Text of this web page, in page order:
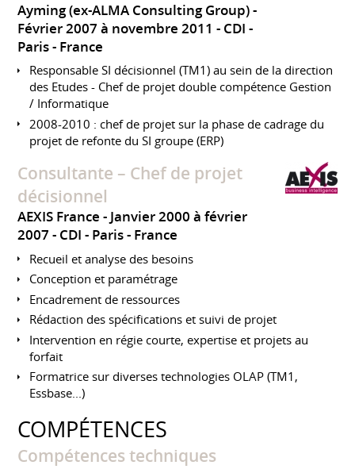
Ayming (ex-ALMA Consulting Group)
Février 2007 à novembre 2011 CDI
Paris
France
Responsable SI décisionnel (TM1) au sein de la direction
des Etudes - Chef de projet double compétence Gestion
/ Informatique
2008-2010 : chef de projet sur la phase de cadrage du
projet de refonte du SI groupe (ERP)
Consultante – Chef de projet
décisionnel
AEXIS France
Janvier 2000 à février
2007 CDI Paris France
Recueil et analyse des besoins
Conception et paramétrage
Encadrement de ressources
Rédaction des spécifications et suivi de projet
Intervention en régie courte, expertise et projets au
forfait
Formatrice sur diverses technologies OLAP (TM1,
Essbase...)
COMPÉTENCES
Compétences techniques